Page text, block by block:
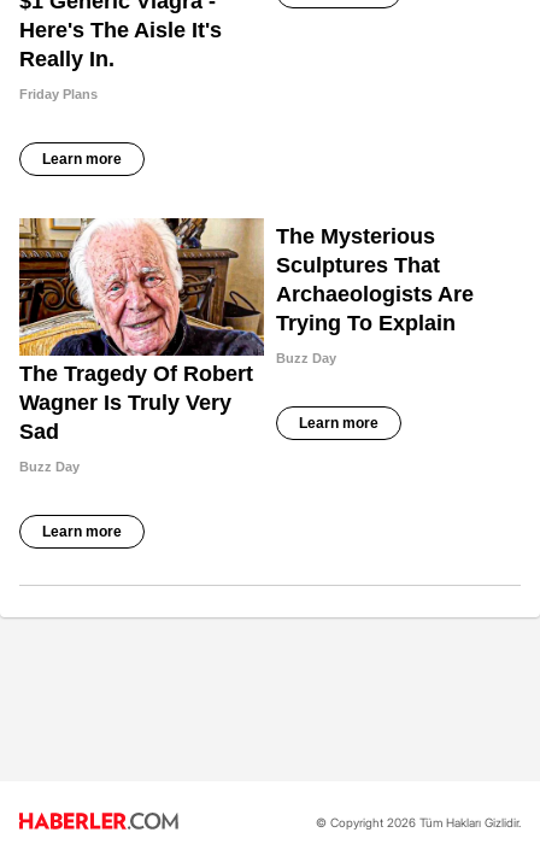
© Copyright 2026 Tüm Hakları Gizlidir.